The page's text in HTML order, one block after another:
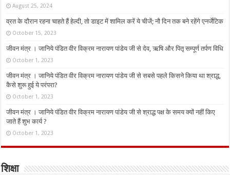
August 25, 2024
व्रत के दौरान रहना चाहते हैं हेल्दी, तो डाइट में शामिल करें ये चीजें; नौ दिन तक बने रहेंगे एनर्जेटिक
October 15, 2023
जीवन मंत्र । जानिये पंडित वीर विक्रम नारायण पांडेय जी से देव, ऋषि और पितृ सम्पूर्ण तर्पण विधि
October 1, 2023
जीवन मंत्र । जानिये पंडित वीर विक्रम नारायण पांडेय जी से सबसे पहले किसने किया था श्राद्ध,
कैसे शुरू हुई ये परंपरा?
October 1, 2023
जीवन मंत्र । जानिये पंडित वीर विक्रम नारायण पांडेय जी से श्राद्ध पक्ष के समय क्यों नहीं किए
जाते हैं शुभ कार्य ?
October 1, 2023
शिक्षा